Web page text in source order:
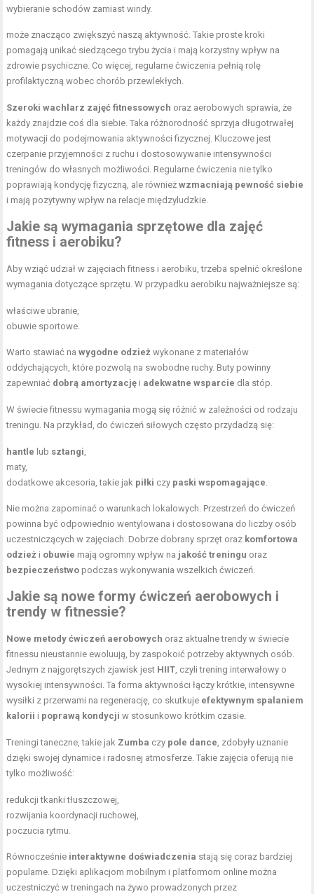
wybieranie schodów zamiast windy.
może znacząco zwiększyć naszą aktywność. Takie proste kroki
pomagają unikać siedzącego trybu życia i mają korzystny wpływ na
zdrowie psychiczne. Co więcej, regularne ćwiczenia pełnią rolę
profilaktyczną wobec chorób przewlekłych.
Szeroki wachlarz zajęć fitnessowych oraz aerobowych sprawia, że
każdy znajdzie coś dla siebie. Taka różnorodność sprzyja długotrwałej
motywacji do podejmowania aktywności fizycznej. Kluczowe jest
czerpanie przyjemności z ruchu i dostosowywanie intensywności
treningów do własnych możliwości. Regularne ćwiczenia nie tylko
poprawiają kondycję fizyczną, ale równieżwzmacniają pewność siebie
i mają pozytywny wpływ na relacje międzyludzkie.
Jakie są wymagania sprzętowe dla zajęć
fitness i aerobiku?
Aby wziąć udział w zajęciach fitness i aerobiku, trzeba spełnić określone
wymagania dotyczące sprzętu. W przypadku aerobiku najważniejsze są:
właściwe ubranie,
obuwie sportowe.
Warto stawiać nawygodne odzież wykonane z materiałów
oddychających, które pozwolą na swobodne ruchy. Buty powinny
zapewniać dobrą amortyzację i adekwatne wsparcie dla stóp.
W świecie fitnessu wymagania mogą się różnić w zależności od rodzaju
treningu. Na przykład, do ćwiczeń siłowych często przydadzą się:
hantle lub sztangi,
maty,
dodatkowe akcesoria, takie jak piłki czy paski wspomagające.
Nie można zapominać o warunkach lokalowych. Przestrzeń do ćwiczeń
powinna być odpowiednio wentylowana i dostosowana do liczby osób
uczestniczących w zajęciach. Dobrze dobrany sprzęt oraz komfortowa
odzież i obuwie mają ogromny wpływ na jakość treningu oraz
bezpieczeństwo podczas wykonywania wszelkich ćwiczeń.
Jakie są nowe formy ćwiczeń aerobowych i
trendy w fitnessie?
Nowe metody ćwiczeń aerobowych oraz aktualne trendy w świecie
fitnessu nieustannie ewoluują, by zaspokoić potrzeby aktywnych osób.
Jednym z najgorętszych zjawisk jest HIIT, czyli trening interwałowy o
wysokiej intensywności. Ta forma aktywności łączy krótkie, intensywne
wysiłki z przerwami na regenerację, co skutkuje efektywnym spalaniem
kalorii i poprawą kondycji w stosunkowo krótkim czasie.
Treningi taneczne, takie jak Zumba czy pole dance, zdobyły uznanie
dzięki swojej dynamice i radosnej atmosferze. Takie zajęcia oferują nie
tylko możliwość:
redukcji tkanki tłuszczowej,
rozwijania koordynacji ruchowej,
poczucia rytmu.
Równocześnie interaktywne doświadczenia stają się coraz bardziej
popularne. Dzięki aplikacjom mobilnym i platformom online można
uczestniczyć w treningach na żywo prowadzonych przez